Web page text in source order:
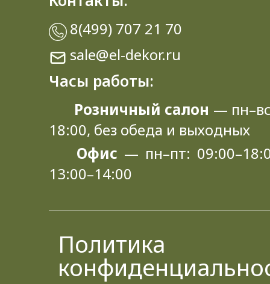
8(499) 707 21 70
sale@el-dekor.ru
Часы работы:
Розничный салон —
18:00, без обеда и выходных
Офис — пн–пт:
13:00–14:00
Политика